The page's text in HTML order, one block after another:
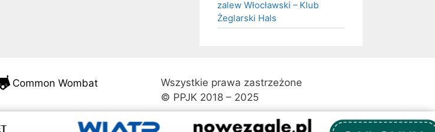
zalew Włocławski – Klub
Żeglarski Hals
Common Wombat
Wszystkie prawa zastrzeżone
© PPJK 2018 – 2025